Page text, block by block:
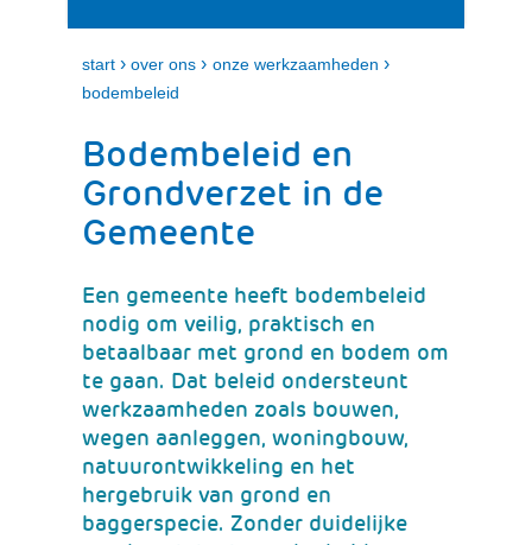
e
n
t
k
p
n
start › over ons › onze werkzaamheden ›
bodembeleid
Bodembeleid en
Grondverzet in de
Gemeente
Een gemeente heeft bodembeleid
nodig om veilig, praktisch en
betaalbaar met grond en bodem om
te gaan. Dat beleid ondersteunt
werkzaamheden zoals bouwen,
wegen aanleggen, woningbouw,
natuurontwikkeling en het
hergebruik van grond en
baggerspecie. Zonder duidelijke